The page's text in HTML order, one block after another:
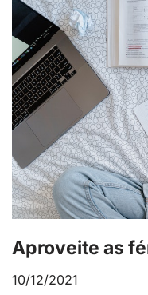
Aproveite as
10/12/2021